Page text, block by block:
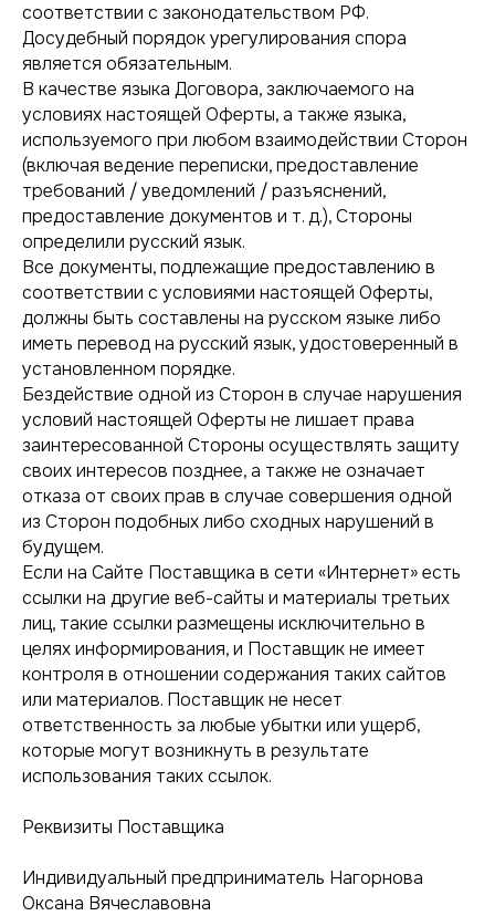
соответствии с законодательством РФ.
Досудебный порядок урегулирования спора
является обязательным.
В качестве языка Договора, заключаемого на
условиях настоящей Оферты, а также языка,
используемого при любом взаимодействии Сторон
(включая ведение переписки, предоставление
требований / уведомлений / разъяснений,
предоставление документов и т. д.), Стороны
определили русский язык.
Все документы, подлежащие предоставлению в
соответствии с условиями настоящей Оферты,
должны быть составлены на русском языке либо
иметь перевод на русский язык, удостоверенный в
установленном порядке.
Бездействие одной из Сторон в случае нарушения
условий настоящей Оферты не лишает права
заинтересованной Стороны осуществлять защиту
своих интересов позднее, а также не означает
отказа от своих прав в случае совершения одной
из Сторон подобных либо сходных нарушений в
будущем.
Если на Сайте Поставщика в сети «Интернет» есть
ссылки на другие веб-сайты и материалы третьих
лиц, такие ссылки размещены исключительно в
целях информирования, и Поставщик не имеет
контроля в отношении содержания таких сайтов
или материалов. Поставщик не несет
ответственность за любые убытки или ущерб,
которые могут возникнуть в результате
использования таких ссылок.
Реквизиты Поставщика
Индивидуальный предприниматель Нагорнова
Оксана Вячеславовна